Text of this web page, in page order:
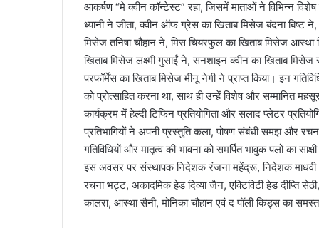
आकर्षण “मे क्वीन कॉन्टेस्ट” रहा, जिसमें माताओं ने विभिन्न
ध्यानी ने जीता, क्वीन ऑफ ग्रेस का खिताब मिसेज बंदना बिष्ट
मिसेज तनिषा चौहान ने, मिस चियरफुल का खिताब मिसेज
खिताब मिसेज लक्ष्मी गुसाईं ने, सनशाइन क्वीन का खिताब
परफॉर्मेंस का खिताब मिसेज मीनू नेगी ने प्राप्त किया। इन
को प्रोत्साहित करना था, साथ ही उन्हें विशेष और सम्मानित
कार्यक्रम में हेल्दी टिफिन प्रतियोगिता और सलाद प्लेटर
प्रतिभागियों ने अपनी प्रस्तुति कला, पोषण संबंधी समझ और
गतिविधियों और मातृत्व की भावना को समर्पित भावुक पलों का
इस अवसर पर संस्थापक निदेशक रंजना महेंद्रू, निदेशक माधवी
रचना भट्ट, अकादमिक हेड दिव्या जैन, एक्टिविटी हेड दीप्ति
कालरा, आस्था सैनी, मोनिका चौहान एवं द पॉली किड्स का